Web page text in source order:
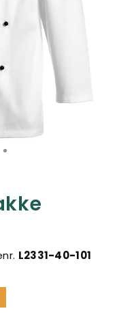
L2331-40-101